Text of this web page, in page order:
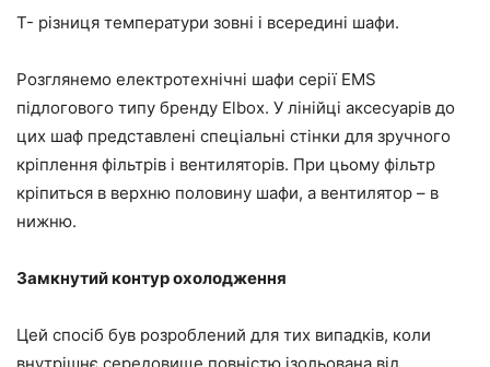
T- різниця температури зовні і всередині шафи.
Розглянемо електротехнічні шафи серії EMS
підлогового типу бренду Elbox. У лінійці аксесуарів до
цих шаф представлені спеціальні стінки для зручного
кріплення фільтрів і вентиляторів. При цьому фільтр
кріпиться в верхню половину шафи, а вентилятор – в
нижню.
Замкнутий контур охолодження
Цей спосіб був розроблений для тих випадків, коли